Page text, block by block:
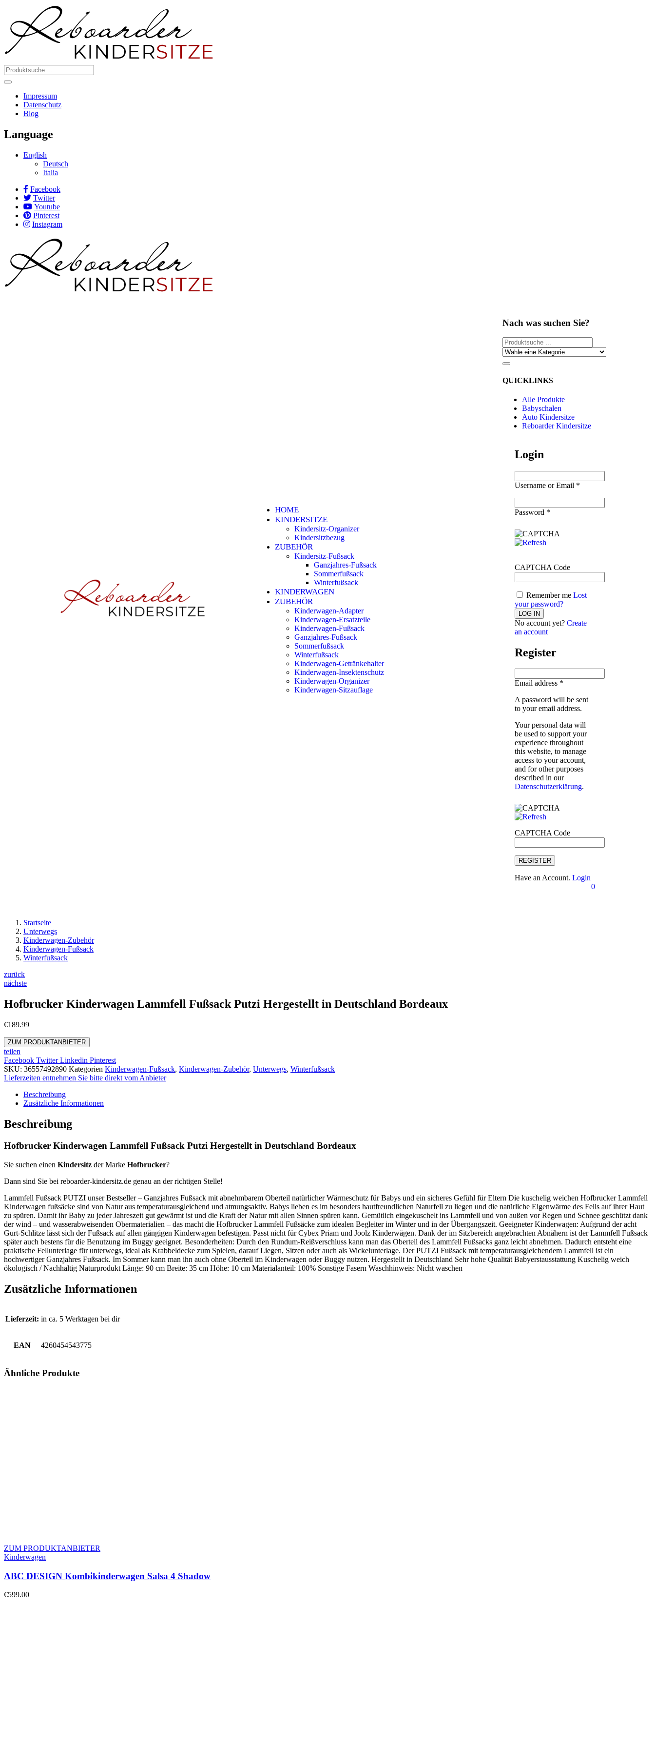
Impressum
Datenschutz
Blog
Language
English
Deutsch
Italia
Facebook
Twitter
Youtube
Pinterest
Instagram
HOME
KINDERSITZE
Kindersitz-Organizer
Kindersitzbezug
ZUBEHÖR
Kindersitz-Fußsack
Ganzjahres-Fußsack
Sommerfußsack
Winterfußsack
KINDERWAGEN
ZUBEHÖR
Kinderwagen-Adapter
Kinderwagen-Ersatzteile
Kinderwagen-Fußsack
Ganzjahres-Fußsack
Sommerfußsack
Winterfußsack
Kinderwagen-Getränkehalter
Kinderwagen-Insektenschutz
Kinderwagen-Organizer
Kinderwagen-Sitzauflage
Nach was suchen Sie?
QUICKLINKS
Alle Produkte
Babyschalen
Auto Kindersitze
Reboarder Kindersitze
Login
Username or Email *
Password *
CAPTCHA Code
Remember me Lost
your password?
No account yet? Create
an account
Register
Email address *
A password will be sent
to your email address.
Your personal data will
be used to support your
experience throughout
this website, to manage
access to your account,
and for other purposes
described in our
Datenschutzerklärung.
CAPTCHA Code
REGISTER
Have an Account. Login
0
Startseite
Unterwegs
Kinderwagen-Zubehör
Kinderwagen-Fußsack
Winterfußsack
zurück
nächste
Hofbrucker Kinderwagen Lammfell Fußsack Putzi Hergestellt in Deutschland Bordeaux
€189.99
ZUM PRODUKTANBIETER
teilen
Facebook TwitterLinkedin Pinterest
SKU: 36557492890 Kategorien Kinderwagen-Fußsack, Kinderwagen-Zubehör, Unterwegs, Winterfußsack
Lieferzeiten entnehmen Sie bitte direkt vom Anbieter
Beschreibung
Zusätzliche Informationen
Beschreibung
Hofbrucker Kinderwagen Lammfell Fußsack Putzi Hergestellt in Deutschland Bordeaux
Sie suchen einen Kindersitz der Marke Hofbrucker?
Dann sind Sie bei reboarder-kindersitz.de genau an der richtigen Stelle!
Lammfell Fußsack PUTZI unser Bestseller – Ganzjahres Fußsack mit abnehmbarem Oberteil natürlicher Wärmeschutz für Babys und ein sicheres Gefühl für Eltern Die kuschelig weichen Hofbrucker Lammfell
Kinderwagen fußsäcke sind von Natur aus temperaturausgleichend und atmungsaktiv. Babys lieben es im besonders hautfreundlichen Naturfell zu liegen und die natürliche Eigenwärme des Fells auf ihrer Haut
zu spüren. Damit ihr Baby zu jeder Jahreszeit gut gewärmt ist und die Kraft der Natur mit allen Sinnen spüren kann. Gemütlich eingekuschelt ins Lammfell und von außen vor Regen und Schnee geschützt dank
der wind – und wasserabweisenden Obermaterialien – das macht die Hofbrucker Lammfell Fußsäcke zum idealen Begleiter im Winter und in der Übergangszeit. Geeigneter Kinderwagen: Aufgrund der acht
Gurt-Schlitze lässt sich der Fußsack auf allen gängigen Kinderwagen befestigen. Passt nicht für Cybex Priam und Joolz Kinderwägen. Dank der im Sitzbereich angebrachten Abnähern ist der Lammfell Fußsack
später auch bestens für die Benutzung im Buggy geeignet. Besonderheiten: Durch den Rundum-Reißverschluss kann man das Oberteil des Lammfell Fußsacks ganz leicht abnehmen. Dadurch entsteht eine
praktische Fellunterlage für unterwegs, ideal als Krabbeldecke zum Spielen, darauf Liegen, Sitzen oder auch als Wickelunterlage. Der PUTZI Fußsack mit temperaturausgleichendem Lammfell ist ein
hochwertiger Ganzjahres Fußsack. Im Sommer kann man ihn auch ohne Oberteil im Kinderwagen oder Buggy nutzen. Hergestellt in Deutschland Sehr hohe Qualität Babyerstausstattung Kuschelig weich
ökologisch / Nachhaltig Naturprodukt Länge: 90 cm Breite: 35 cm Höhe: 10 cm Materialanteil: 100% Sonstige Fasern Waschhinweis: Nicht waschen
Zusätzliche Informationen
Lieferzeit: in ca. 5 Werktagen bei dir
EAN 4260454543775
Ähnliche Produkte
ZUM PRODUKTANBIETER
Kinderwagen
ABC DESIGN Kombikinderwagen Salsa 4 Shadow
€599.00